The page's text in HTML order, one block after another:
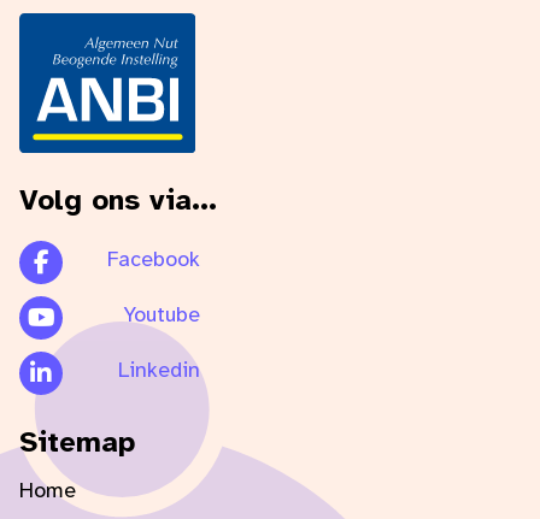
Sitemap
Home
Volg ons via...
Facebook
Youtube
Linkedin